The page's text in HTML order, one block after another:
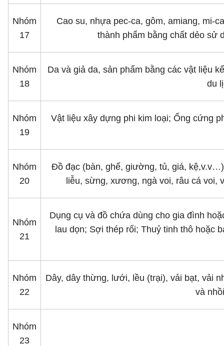
Nhóm
17
Cao su, nhựa pec-ca, gôm, amiang, mi-
thành phẩm bằng chất dẻo sử
Nhóm
18
Da và giả da, sản phẩm bằng các vật liệu
du
Nhóm
19
Vật liệu xây dựng phi kim loại; Ống cứng
Nhóm
20
Ðồ đạc (bàn, ghế, giường, tủ, giá,
liễu, sừng, xương, ngà voi, râu cá voi,
Nhóm
21
Dụng cụ và đồ chứa dùng cho gia đình
lau dọn; Sợi thép rối; Thuỷ tinh thô hoặc
Nhóm
22
Dây, dây thừng, lưới, lều (trại), vải bạt, vải
và
Nhóm
23